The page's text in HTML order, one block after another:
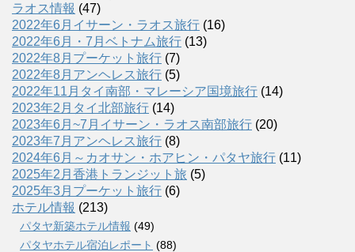
ラオス情報 (47)
2022年6月イサーン・ラオス旅行 (16)
2022年6月・7月ベトナム旅行 (13)
2022年8月プーケット旅行 (7)
2022年8月アンヘレス旅行 (5)
2022年11月タイ南部・マレーシア国境旅行 (14)
2023年2月タイ北部旅行 (14)
2023年6月~7月イサーン・ラオス南部旅行 (20)
2023年7月アンヘレス旅行 (8)
2024年6月～カオサン・ホアヒン・パタヤ旅行 (11)
2025年2月香港トランジット旅 (5)
2025年3月プーケット旅行 (6)
ホテル情報 (213)
パタヤ新築ホテル情報 (49)
パタヤホテル宿泊レポート (88)